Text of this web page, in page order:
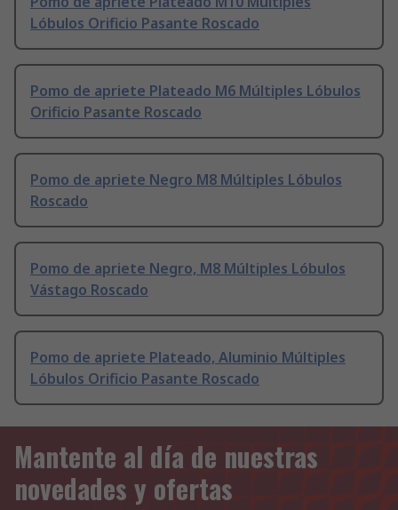
Lóbulos Orificio Pasante Roscado
Pomo de apriete Plateado M6 Múltiples Lóbulos
Orificio Pasante Roscado
Pomo de apriete Negro M8 Múltiples Lóbulos
Roscado
Pomo de apriete Negro, M8 Múltiples Lóbulos
Vástago Roscado
Pomo de apriete Plateado, Aluminio Múltiples
Lóbulos Orificio Pasante Roscado
Mantente al día de nuestras
novedades y ofertas